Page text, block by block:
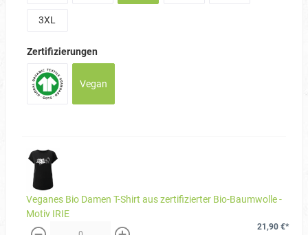
3XL
Zertifizierungen
Vegan
Veganes Bio Damen T-Shirt aus zertifizierter Bio-Baumwolle -
Motiv IRIE
21,90 €*